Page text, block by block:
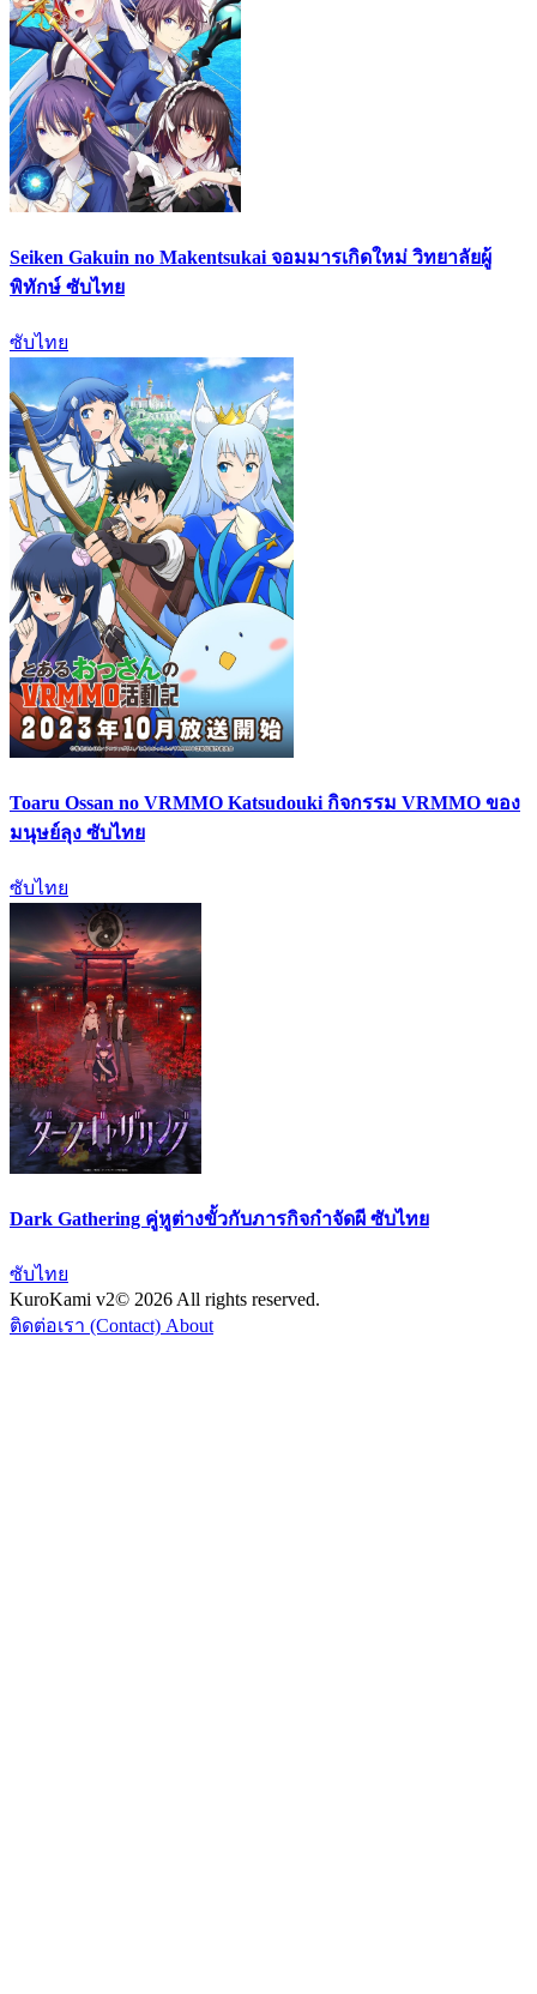
Seiken Gakuin no Makentsukai จอมมารเกิดใหม่ วิทยาลัยผู้
พิทักษ์ ซับไทย
ซับไทย
Toaru Ossan no VRMMO Katsudouki กิจกรรม VRMMO ของ
มนุษย์ลุง ซับไทย
ซับไทย
Dark Gathering คู่หูต่างขั้วกับภารกิจกำจัดผี ซับไทย
ซับไทย
KuroKami v2© 2026 All rights reserved.
ติดต่อเรา (Contact) About